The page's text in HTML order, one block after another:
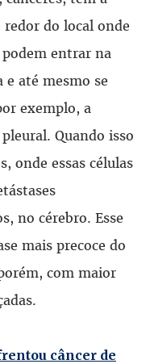
redor do local onde
podem entrar na
até mesmo se
exemplo, a
Quando isso
onde essas células
no cérebro. Esse
mais precoce do
com maior
câncer de